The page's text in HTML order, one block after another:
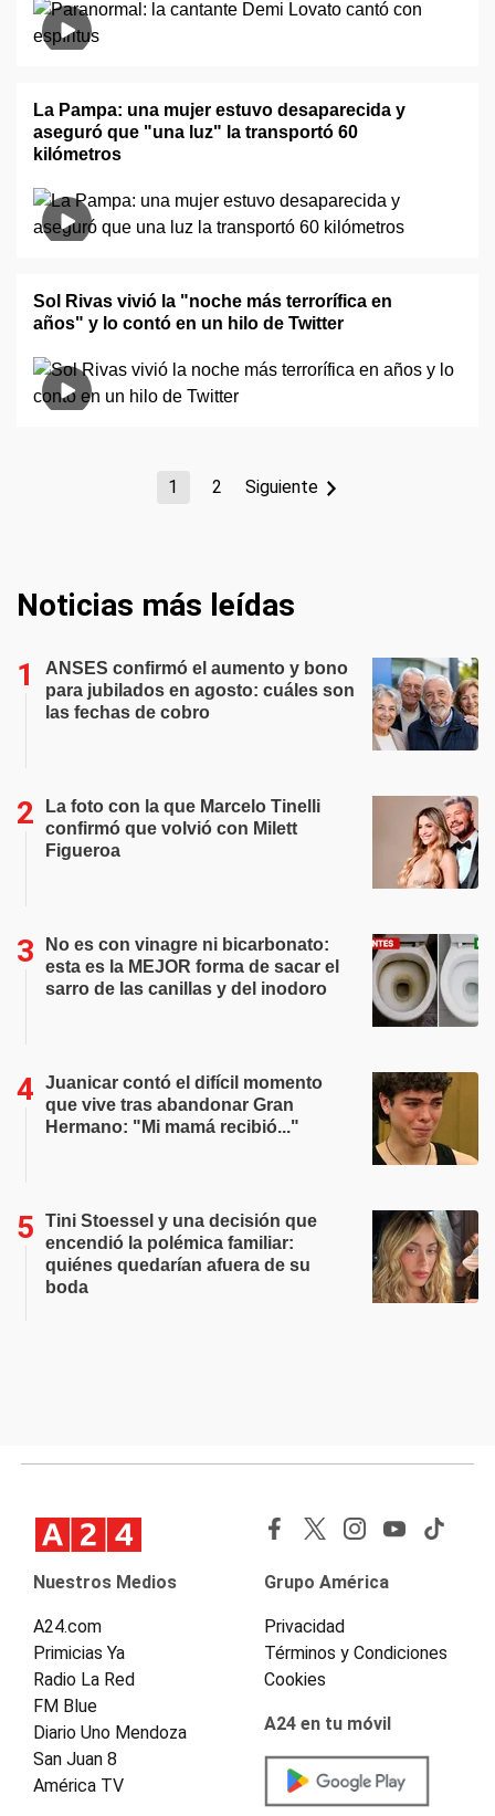
La Pampa: una mujer estuvo desaparecida y
aseguró que "una luz" la transportó 60
kilómetros
Sol Rivas vivió la "noche más terrorífica en
años" y lo contó en un hilo de Twitter
1 2 Siguiente
Noticias más leídas
ANSES confirmó el aumento y bono
para jubilados en agosto: cuáles son
las fechas de cobro
La foto con la que Marcelo Tinelli
confirmó que volvió con Milett
Figueroa
No es con vinagre ni bicarbonato:
esta es la MEJOR forma de sacar el
sarro de las canillas y del inodoro
Juanicar contó el difícil momento
que vive tras abandonar Gran
Hermano: "Mi mamá recibió..."
Tini Stoessel y una decisión que
encendió la polémica familiar:
quiénes quedarían afuera de su
boda
Nuestros Medios
A24.com
Primicias Ya
Radio La Red
FM Blue
Diario Uno Mendoza
San Juan 8
América TV
Grupo América
Privacidad
Términos y Condiciones
Cookies
A24 en tu móvil